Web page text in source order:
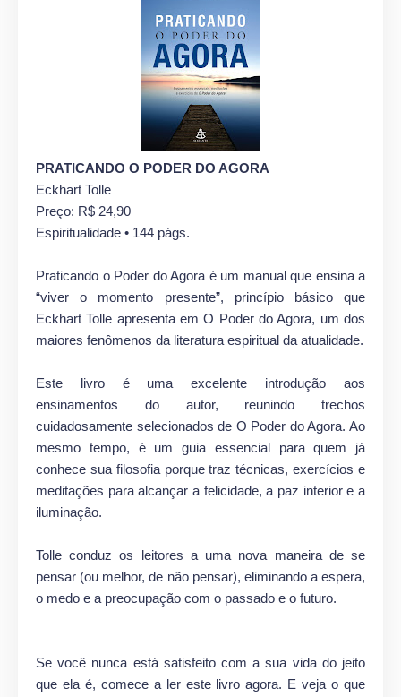
PRATICANDO O PODER DO AGORA
Eckhart Tolle
Preço: R$ 24,90
Espiritualidade • 144 págs.
Praticando o Poder do Agora é um manual que ensina a
“viver o momento presente”, princípio básico que
Eckhart Tolle apresenta em O Poder do Agora, um dos
maiores fenômenos da literatura espiritual da atualidade.
Este livro é uma excelente introdução aos
ensinamentos do autor, reunindo trechos
cuidadosamente selecionados de O Poder do Agora. Ao
mesmo tempo, é um guia essencial para quem já
conhece sua filosofia porque traz técnicas, exercícios e
meditações para alcançar a felicidade, a paz interior e a
iluminação.
Tolle conduz os leitores a uma nova maneira de se
pensar (ou melhor, de não pensar), eliminando a espera,
o medo e a preocupação com o passado e o futuro.
Se você nunca está satisfeito com a sua vida do jeito
que ela é, comece a ler este livro agora. E veja o que